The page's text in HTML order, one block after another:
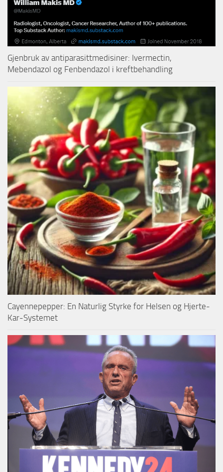
Gjenbruk av antiparasittmedisiner: Ivermectin,
Mebendazol og Fenbendazol i kreftbehandling
Cayennepepper: En Naturlig Styrke for Helsen og Hjerte-
Kar-Systemet